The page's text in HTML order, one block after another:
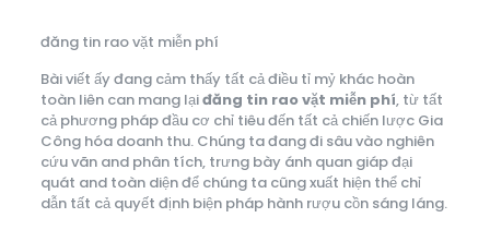
đăng tin rao vặt miễn phí
Bài viết ấy đang cảm thấy tất cả điều tỉ mỷ khác hoàn
toàn liên can mang lạiđăng tin rao vặt miễn phí, từ tất
cả phương pháp đầu cơ chỉ tiêu đến tất cả chiến lược Gia
Công hóa doanh thu. Chúng ta đang đi sâu vào nghiên
cứu vãn and phân tích, trưng bày ánh quan giáp đại
quát and toàn diện để chúng ta cũng xuất hiện thể chỉ
dẫn tất cả quyết định biện pháp hành rượu cồn sáng láng.